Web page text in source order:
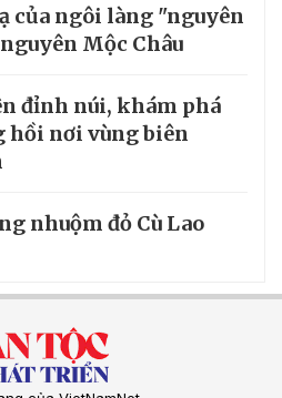
của ngôi làng "nguyên
Mộc Châu
đỉnh núi, khám phá
hồi nơi vùng biên
nhuộm đỏ Cù Lao